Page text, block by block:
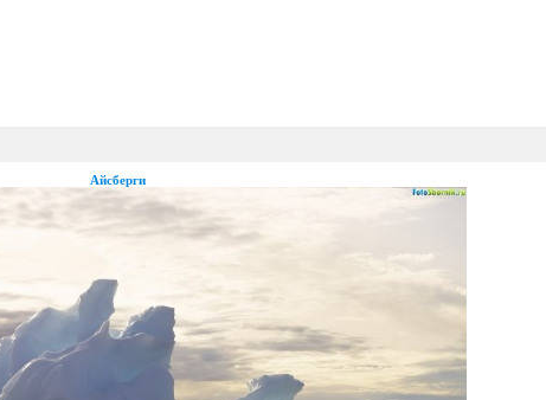
Айсберги